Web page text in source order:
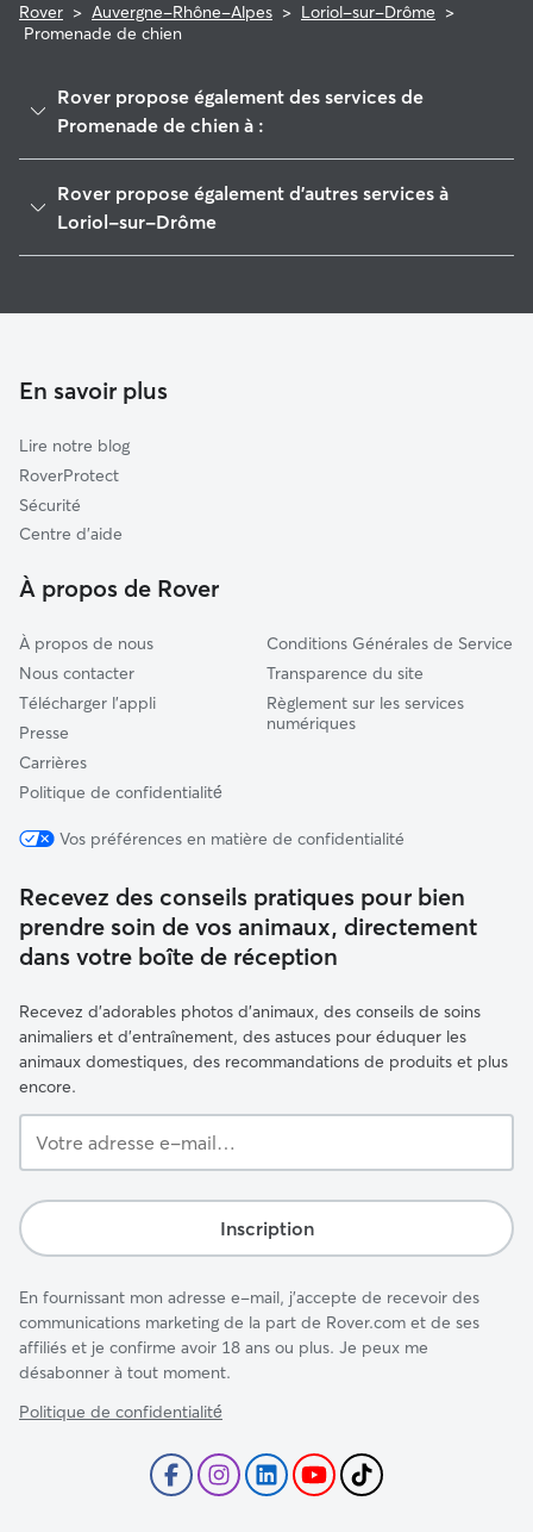
Rover > Auvergne-Rhône-Alpes > Loriol-sur-Drôme >
Promenade de chien
Rover propose également des services de
Promenade de chien à :
Le Pouzin
Guilherand-Granges
Dieulefit
Vernoux-en-Vivarais
Saint-Sauveur-de-Montagut
Rover propose également d'autres services à
Loriol-sur-Drôme
Garderie pour chien à Loriol-Sur-Drôme
En savoir plus
Lire notre blog
RoverProtect
Sécurité
Centre d'aide
À propos de Rover
À propos de nous
Nous contacter
Télécharger l'appli
Presse
Carrières
Politique de confidentialité́
Conditions Générales de Service
Transparence du site
Règlement sur les services
numériques
Vos préférences en matière de confidentialité
Recevez des conseils pratiques pour bien
prendre soin de vos animaux, directement
dans votre boîte de réception
Recevez d'adorables photos d'animaux, des conseils de soins
animaliers et d'entraînement, des astuces pour éduquer les
animaux domestiques, des recommandations de produits et plus
encore.
adresse
mail…
Inscription
En fournissant mon adresse e-mail, j'accepte de recevoir des
communications marketing de la part de Rover.com et de ses
affiliés et je confirme avoir 18 ans ou plus. Je peux me
désabonner à tout moment.
Politique de confidentialité́